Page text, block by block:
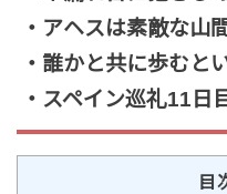
・アヘスは素敵な山
・誰かと共に歩むと
・スペイン巡礼11日
目